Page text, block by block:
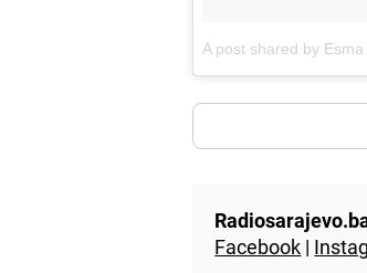
A post shared by
Facebook |